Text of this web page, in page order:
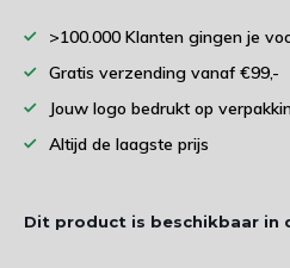
>100.000 Klanten gingen je
Gratis verzending vanaf €99,-
Jouw logo bedrukt op
Altijd de laagste prijs
Dit product is beschikbaar in